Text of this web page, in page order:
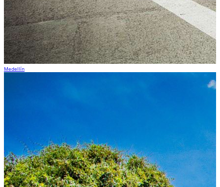
Medellín